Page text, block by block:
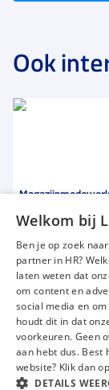
Ook
40 uur
Uitzicht op vaste
Vacatures
Werken bij Luba
Welkom bij
Ben je op zoek
partner in HR?
laten weten dat
om content en
social media en
houdt dit in dat
voorkeuren. Geen
aan hebt dus. Best
website? Klik dan
DETAILS